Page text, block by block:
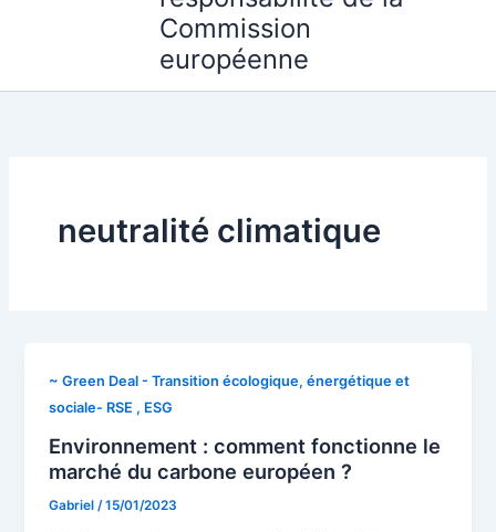
Commission
européenne
neutralité climatique
~ Green Deal - Transition écologique, énergétique et
sociale- RSE , ESG
Environnement : comment fonctionne le
marché du carbone européen ?
Gabriel /15/01/2023